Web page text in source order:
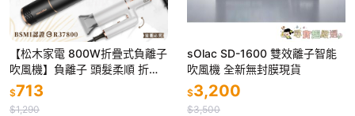
【松木家電 800W折疊式負離子
吹風機】負離子 頭髮柔順 折疊
式 輕巧 風嘴可拆 吹風機 大風量
快乾【LD1383】
$713
$1,290
sOlac SD-1600 雙效離子智能
吹風機 全新無封膜現貨
$3,200
$3,500